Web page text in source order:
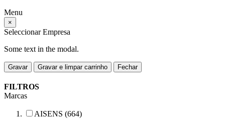
Menu
×
Seleccionar Empresa
Some text in the modal.
Gravar Gravar e limpar carrinho Fechar
FILTROS
Marcas
AISENS (664)